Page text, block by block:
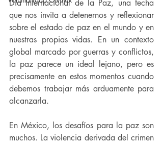
Día Internacional de la Paz, una fecha
que nos invita a detenernos y reflexionar
sobre el estado de paz en el mundo y en
nuestras propias vidas. En un contexto
global marcado por guerras y conflictos,
la paz parece un ideal lejano, pero es
precisamente en estos momentos cuando
debemos trabajar más arduamente para
alcanzarla.
En México, los desafíos para la paz son
muchos. La violencia derivada del crimen